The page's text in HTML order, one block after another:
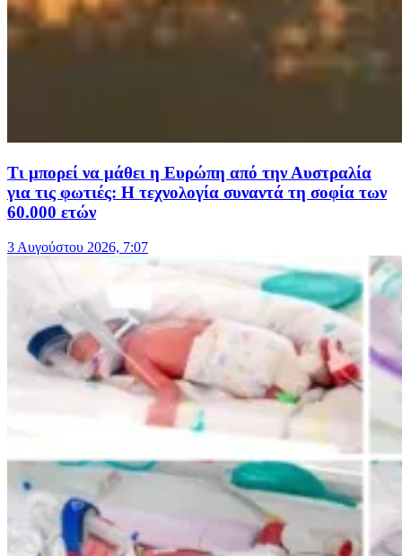
Τι μπορεί να μάθει η Ευρώπη από την Αυστραλία
για τις φωτιές: Η τεχνολογία συναντά τη σοφία των
60.000 ετών
3 Αυγούστου 2026, 7:07